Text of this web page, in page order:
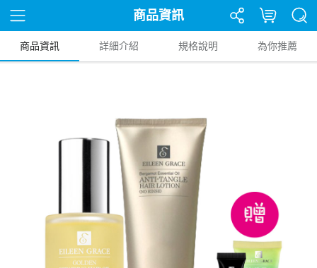
商品資訊
商品資訊 詳細介紹 規格說明 為你推薦